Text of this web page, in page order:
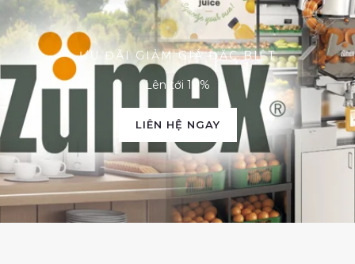
ƯU ĐÃI GIẢM GIÁ ĐẶC BIỆT
Lên tới 10%
LIÊN HỆ NGAY